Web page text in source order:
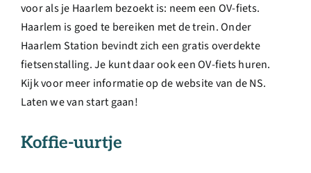
voor als je Haarlem bezoekt is: neem een OV-fiets.
Haarlem is goed te bereiken met de trein. Onder
Haarlem Station bevindt zich een gratis overdekte
fietsenstalling. Je kunt daar ook een OV-fiets huren.
Kijk voor meer informatie op de website van de NS.
Laten we van start gaan!
Koffie-uurtje